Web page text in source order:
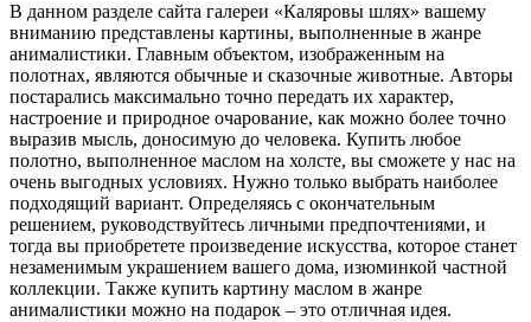
В данном разделе сайта галереи «Каляровы шлях» вашему
вниманию представлены картины, выполненные в жанре
анималистики. Главным объектом, изображенным на
полотнах, являются обычные и сказочные животные. Авторы
постарались максимально точно передать их характер,
настроение и природное очарование, как можно более точно
выразив мысль, доносимую до человека. Купить любое
полотно, выполненное маслом на холсте, вы сможете у нас на
очень выгодных условиях. Нужно только выбрать наиболее
подходящий вариант. Определяясь с окончательным
решением, руководствуйтесь личными предпочтениями, и
тогда вы приобретете произведение искусства, которое станет
незаменимым украшением вашего дома, изюминкой частной
коллекции. Также купить картину маслом в жанре
анималистики можно на подарок – это отличная идея.